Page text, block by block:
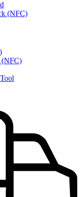
(NFC)
(NFC)